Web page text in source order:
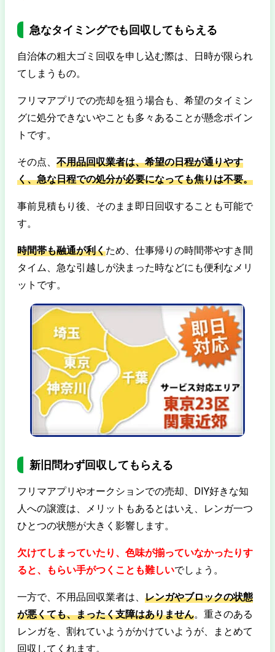
急なタイミングでも回収してもらえる
自治体の粗大ゴミ回収を申し込む際は、日時が限られ
てしまうもの。
フリマアプリでの売却を狙う場合も、希望のタイミン
グに処分できないやことも多々あることが懸念ポイン
トです。
その点、 不用品回収業者は、希望の日程が通りやす
く、急な日程での処分が必要になっても焦りは不要。
事前見積もり後、そのまま即日回収することも可能で
す。
時間帯も融通が利くため、仕事帰りの時間帯やすき間
タイム、急な引越しが決まった時などにも便利なメリ
ットです。
新旧問わず回収してもらえる
フリマアプリやオークションでの売却、DIY好きな知
人への譲渡は、メリットもあるとはいえ、レンガ一つ
ひとつの状態が大きく影響します。
欠けてしまっていたり、色味が揃っていなかったりす
ると、もらい手がつくことも難しいでしょう。
一方で、不用品回収業者は、 レンガやブロックの状態
が悪くても、まったく支障はありません。重さのある
レンガを、割れていようがかけていようが、まとめて
回収してくれます。